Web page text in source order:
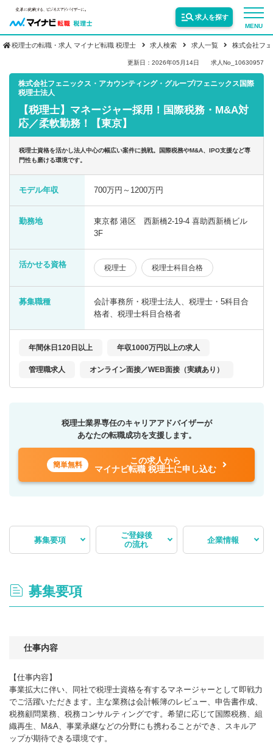
MENU
求人を探す
転職お役立ち情報
業界情報
求人情報
税理士の転職・求人 マイナビ転職 税理士 求人検索 求人一覧 株式会社フ
更新日：2026年05月14日 求人No_10630957
株式会社フェニックス・アカウンティング・グループ/フェニックス国際
税理士法人
【税理士】マネージャー採用！国際税務・M&A対
応／柔軟勤務！【東京】
税理士資格を活かし法人中心の幅広い案件に挑戦。国際税務やM&A、IPO支援など専
門性も磨ける環境です。
モデル年収 700万円～1200万円
勤務地
東京都 港区 西新橋2-19-4 喜助西新橋ビル
3F
活かせる資格 税理士 税理士科目合格
募集職種
会計事務所・税理士法人、税理士・5科目合
格者、税理士科目合格者
年間休日120日以上 年収1000万円以上の求人
管理職求人 オンライン面接／WEB面接（実績あり）
税理士業界専任のキャリアアドバイザーが
あなたの転職成功を支援します。
簡単無料
この求人から
マイナビ転職 税理士に申し込む
募集要項
ご登録後
の流れ
企業情報
募集要項
仕事内容
【仕事内容】
事業拡大に伴い、同社で税理士資格を有するマネージャーとして即戦力
でご活躍いただきます。主な業務は会計帳簿のレビュー、申告書作成、
税務顧問業務、税務コンサルティングです。希望に応じて国際税務、組
織再生、M&A、事業承継などの分野にも携わることができ、スキルア
ップが期待できる環境です。